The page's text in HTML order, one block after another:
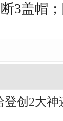
3盖帽
创2大